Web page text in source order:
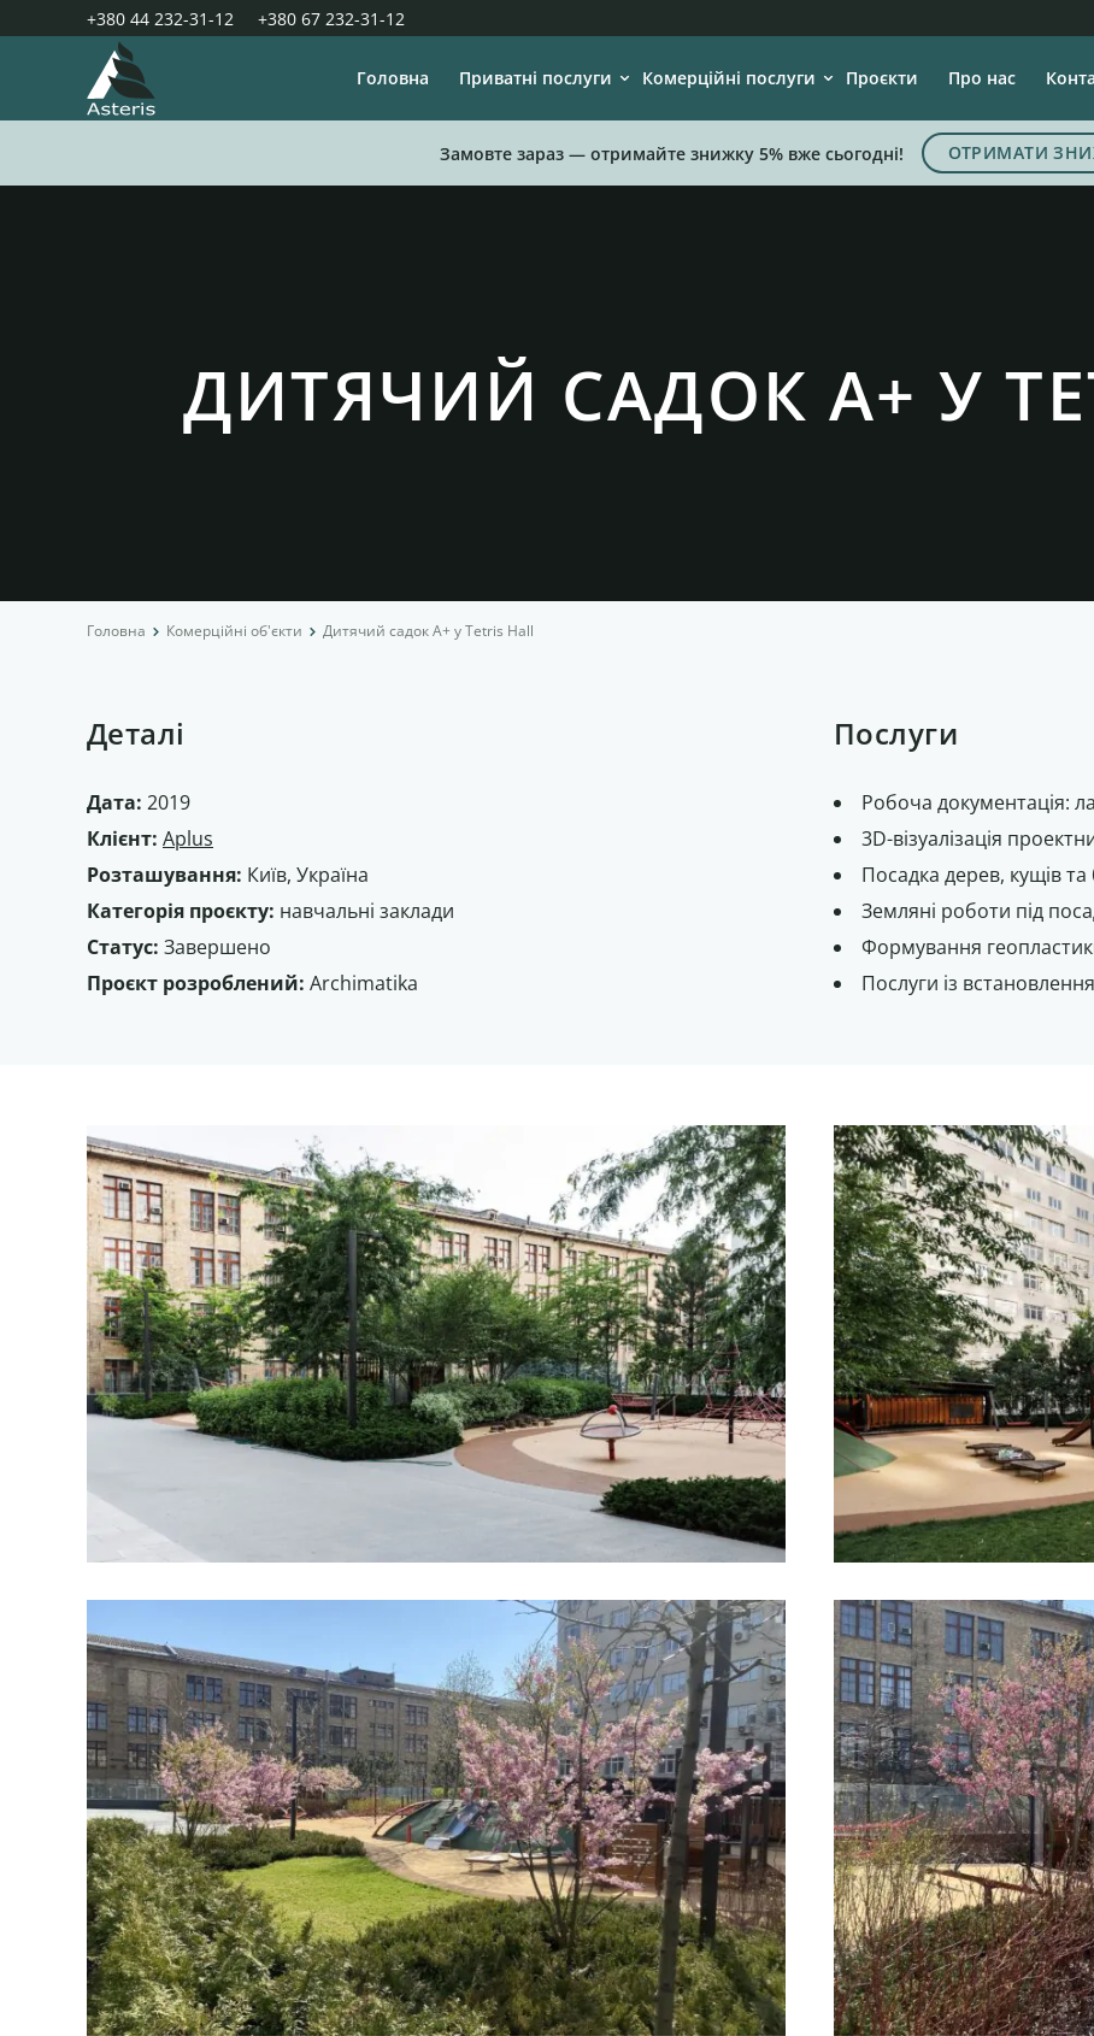
+380 44 232-31-12 +380 67 232-31-12
Головна Приватні послуги Комерційні послуги Проєкти Про нас
Замовте зараз — отримайте знижку 5% вже сьогодні! ОТРИМАТИ
ДИТЯЧИЙ САДОК А+ У
Головна Комерційні об'єкти Дитячий садок А+ у Tetris Hall
Деталі
Дата: 2019
Клієнт: Aplus
Розташування: Київ, Україна
Категорія проєкту: навчальні заклади
Статус: Завершено
Проєкт розроблений: Archimatika
Послуги
Робоча документація:
3D-візуалізація
Посадка дерев, кущів та
Земляні роботи під
Формування
Послуги із